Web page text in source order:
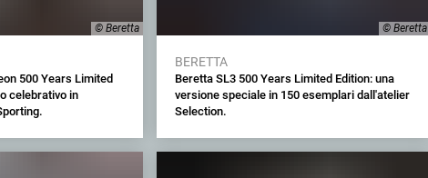
© Beretta
500 Years Limited
celebrativo in
© Beretta
BERETTA
Beretta SL3 500 Years Limited Edition: una
versione speciale in 150 esemplari dall'atelier
Selection.